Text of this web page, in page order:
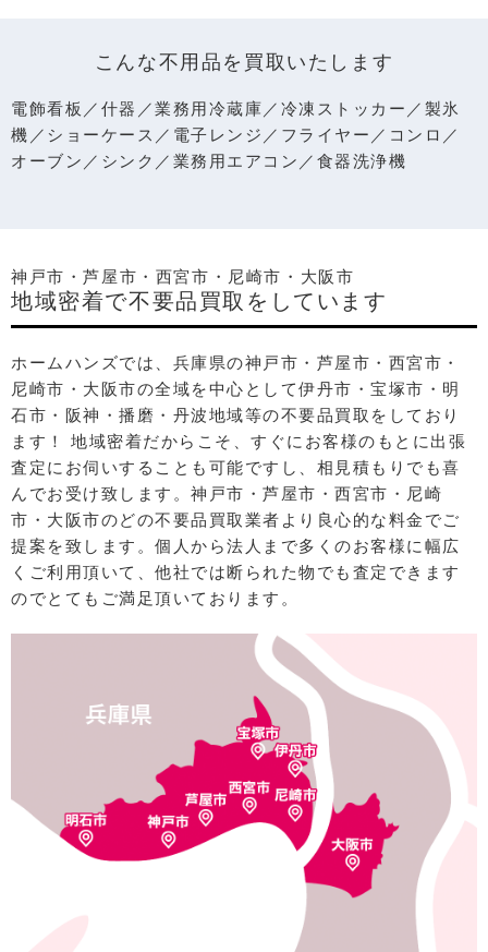
こんな不用品を買取いたします
電飾看板／什器／業務用冷蔵庫／冷凍ストッカー／製氷
機／ショーケース／電子レンジ／フライヤー／コンロ／
オーブン／シンク／業務用エアコン／食器洗浄機
神戸市・芦屋市・西宮市・尼崎市・大阪市
地域密着で不要品買取をしています
ホームハンズでは、兵庫県の神戸市・芦屋市・西宮市・
尼崎市・大阪市の全域を中心として伊丹市・宝塚市・明
石市・阪神・播磨・丹波地域等の不要品買取をしており
ます！ 地域密着だからこそ、すぐにお客様のもとに出張
査定にお伺いすることも可能ですし、相⾒積もりでも喜
んでお受け致します。神戸市・芦屋市・西宮市・尼崎
市・大阪市のどの不要品買取業者より良⼼的な料⾦でご
提案を致します。個⼈から法⼈まで多くのお客様に幅広
くご利⽤頂いて、他社では断られた物でも査定できます
のでとてもご満⾜頂いております。